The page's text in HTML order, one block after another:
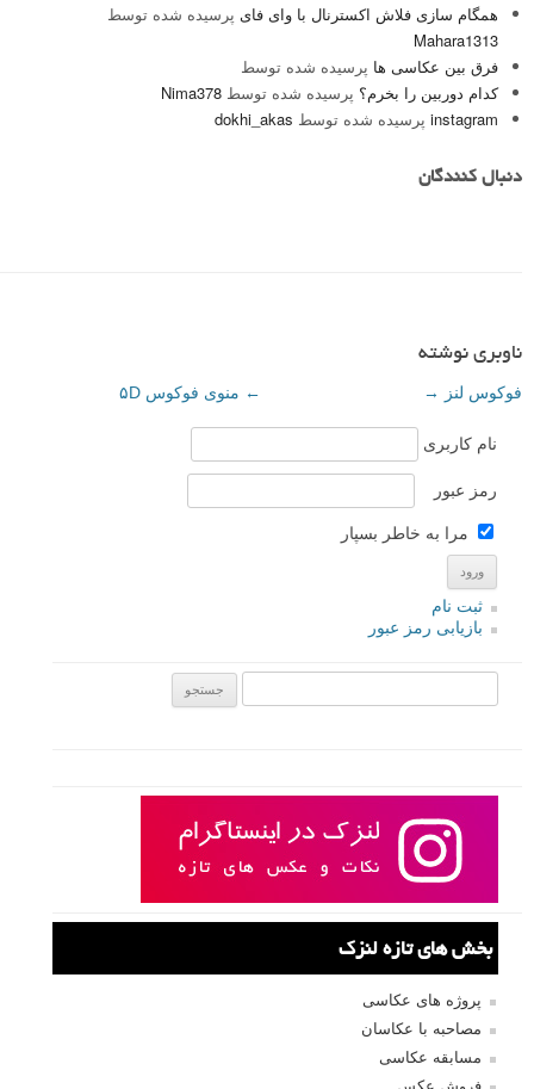
همگام سازی فلاش اکسترنال با وای فای پرسیده شده توسط
Mahara1313
فرق بین عکاسی ها پرسیده شده توسط
کدام دوربین را بخرم؟ پرسیده شده توسط Nima378
instagram پرسیده شده توسط dokhi_akas
دنبال کنندگان
ناوبری نوشته
← منوی فوکوس ۵D فوکوس لنز →
نام کاربری
رمز عبور
مرا به خاطر بسپار
ثبت نام
بازیابی رمز عبور
بخش های تازه لنزک
پروژه های عکاسی
مصاحبه با عکاسان
مسابقه عکاسی